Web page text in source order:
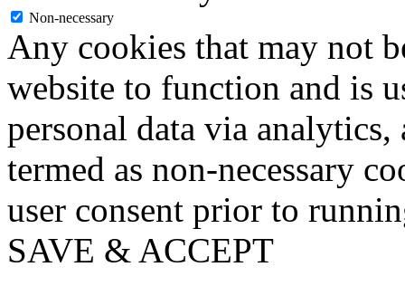
Non-necessary
Any cookies that may not
website to function and is
personal data via analytics,
termed as non-necessary
user consent prior to
SAVE & ACCEPT